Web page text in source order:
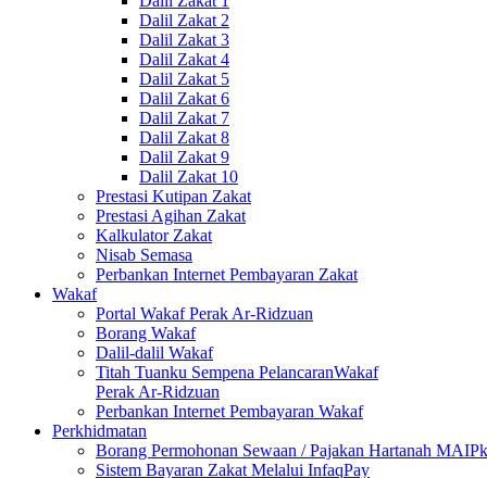
Dalil Zakat 2
Dalil Zakat 3
Dalil Zakat 4
Dalil Zakat 5
Dalil Zakat 6
Dalil Zakat 7
Dalil Zakat 8
Dalil Zakat 9
Dalil Zakat 10
Prestasi Kutipan Zakat
Prestasi Agihan Zakat
Kalkulator Zakat
Nisab Semasa
Perbankan Internet Pembayaran Zakat
Wakaf
Portal Wakaf Perak Ar-Ridzuan
Borang Wakaf
Dalil-dalil Wakaf
Titah Tuanku Sempena PelancaranWakaf
Perak Ar-Ridzuan
Perbankan Internet Pembayaran Wakaf
Perkhidmatan
Borang Permohonan Sewaan / Pajakan Hartanah MAIPk
Sistem Bayaran Zakat Melalui InfaqPay